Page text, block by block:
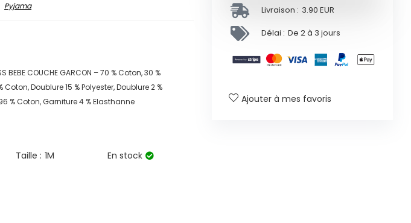
Pyjama
COUCHE GARCON – 70 % Coton, 30 %
Coton, Doublure 15 % Polyester, Doublure 2 %
% Coton, Garniture 4 % Elasthanne
Taille : 1M En stock
Livraison : 3.90 EUR
Délai : De 2 à 3 jours
Ajouter à mes favoris